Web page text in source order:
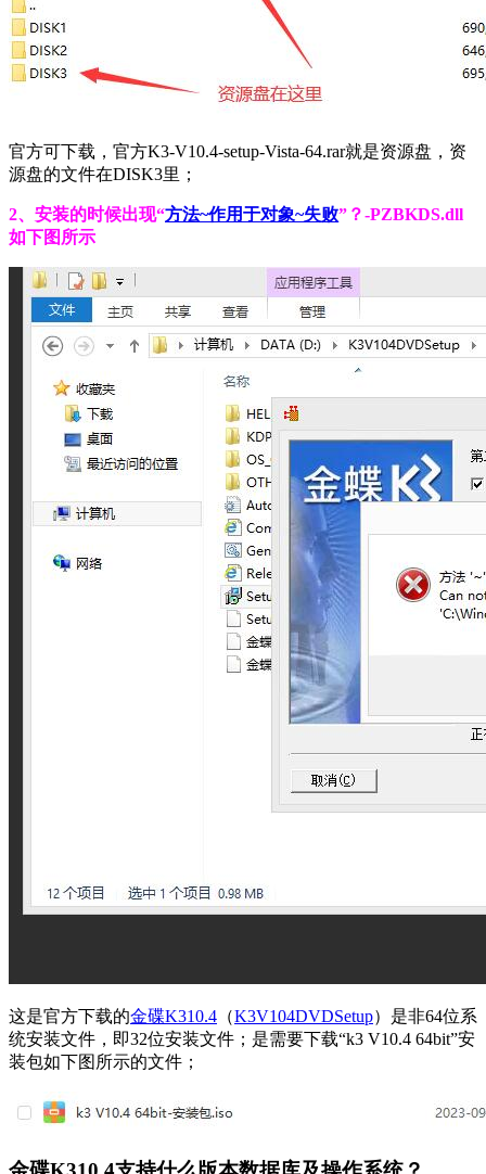
官方可下载，官方K3-V10.4-setup-Vista-64.rar就是资源盘，资
源盘的文件在DISK3里；
2、安装的时候出现“方法~作用于对象~失败”？-PZBKDS.dll
如下图所示
这是官方下载的金碟K310.4 （K3V104DVDSetup）是非64位系
统安装文件，即32位安装文件；是需要下载“k3 V10.4 64bit”安
装包如下图所示的文件；